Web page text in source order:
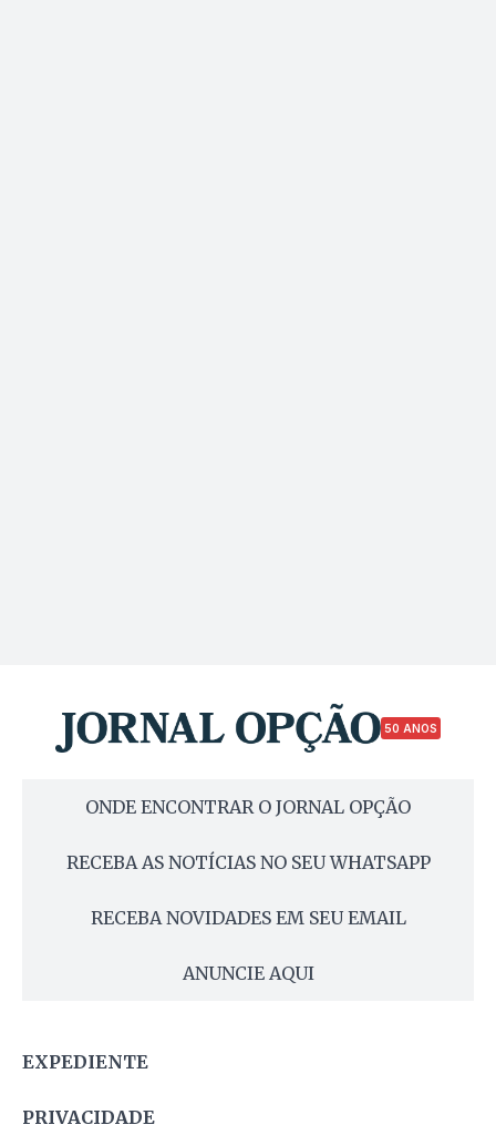
50 ANOS
ONDE ENCONTRAR O JORNAL OPÇÃO
RECEBA AS NOTÍCIAS NO SEU WHATSAPP
RECEBA NOVIDADES EM SEU EMAIL
ANUNCIE AQUI
EXPEDIENTE
PRIVACIDADE